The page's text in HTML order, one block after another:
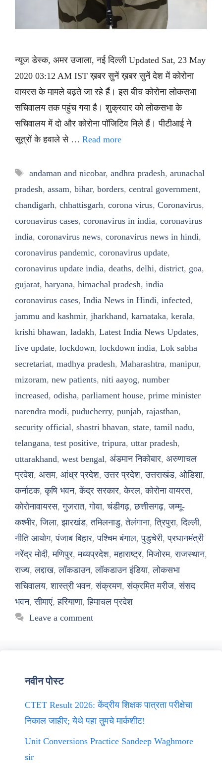
न्यूज डेस्क, अमर उजाला, नई दिल्ली Updated Sat, 23 May
2020 03:12 AM IST ख़बर सुनें ख़बर सुनें देश में कोरोना
वायरस के मामले बढ़ते जा रहे हैं। इस बीच कोरोना लोकसभा
सचिवालय तक पहुंच गया है। शुक्रवार को लोकसभा के
सचिवालय में दो और कोरोना पॉजिटिव मिले हैं। पीटीआई ने
सूत्रों के हवाले से … Read more
Tags
andaman and nicobar, andhra pradesh, arunachal
pradesh, assam, bihar, borders, central government,
chandigarh, chhattisgarh, corona virus, Coronavirus,
coronavirus cases, coronavirus in india, coronavirus
india, coronavirus news, coronavirus news in hindi,
coronavirus pandemic, coronavirus update,
coronavirus update india, deaths, delhi, district, goa,
gujarat, haryana, himachal pradesh, india
coronavirus cases, India News in Hindi, infected,
jammu and kashmir, jharkhand, karnataka, kerala,
krishi bhawan, ladakh, Latest India News Updates,
live update, lockdown, lockdown india, Lok sabha
secretariat, madhya pradesh, Maharashtra, manipur,
mizoram, new patients, niti aayog, number
increased, odisha, parliament house, prime minister
narendra modi, puducherry, punjab, rajasthan,
security official, shastri bhavan, state, tamil nadu,
telangana, test positive, tripura, uttar pradesh,
uttarakhand, west bengal, अंडमान निकोबार, अरुणाचल
प्रदेश, असम, आंध्र प्रदेश,उत्तर प्रदेश,उत्तराखंड, ओडिशा,
कर्नाटक,कृषि भवन,केंद्र सरकार,केरल,कोरोना वायरस,
कोरोनावायरस,गुजरात,गोवा,चंडीगढ़,छत्तीसगढ़,जम्मू-
कश्मीर,जिला,झारखंड,तमिलनाडु,तेलंगाना,त्रिपुरा,दिल्ली,
नीति आयोग,पंजाब बिहार,पश्चिम बंगाल,पुडुचेरी,प्रधानमंत्री
नरेंद्र मोदी,मणिपुर,मध्यप्रदेश,महाराष्ट्र,मिजोरम,राजस्थान,
राज्य,लद्दाख,लॉकडाउन,लॉकडाउन इंडिया,लोकसभा
सचिवालय,शास्त्री भवन,संक्रमण,संक्रमित मरीज,संसद
भवन,सीमाएं,हरियाणा,हिमाचल प्रदेश
Leave a comment
नवीन पोस्ट
CTET Result 2026: केंद्रीय शिक्षक पात्रता परीक्षेचा
निकाल जाहीर; येथे पहा तुमचे मार्कशीट!
Unit Conversions Practice Sandeep Waghmore
sir